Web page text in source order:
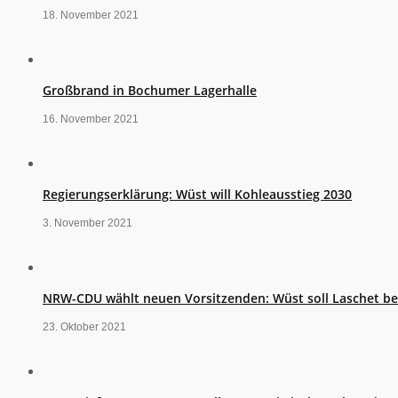
18. November 2021
Großbrand in Bochumer Lagerhalle
16. November 2021
Regierungserklärung: Wüst will Kohleausstieg 2030
3. November 2021
NRW-CDU wählt neuen Vorsitzenden: Wüst soll Laschet
23. Oktober 2021